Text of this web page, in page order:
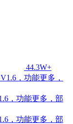
44.3W+
，功能更多，部
，功能更多，部